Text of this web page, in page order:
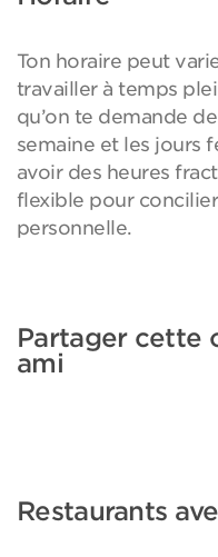
Ton horaire peut
travailler à temps
qu’on te demande
semaine et les jours
avoir des heures
flexible pour
personnelle.
Partager cette
ami
Restaurants